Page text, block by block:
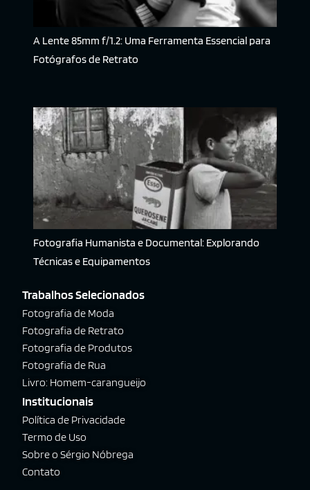
A Lente 85mm f/1.2: Uma Ferramenta Essencial para
Fotógrafos de Retrato
Fotografia Humanista e Documental: Explorando
Técnicas e Equipamentos
Trabalhos Selecionados
Fotografia de Moda
Fotografia de Retrato
Fotografia de Produtos
Fotografia de Rua
Livro: Homem-carangueijo
Institucionais
Política de Privacidade
Termo de Uso
Sobre o Sérgio Nóbrega
Contato